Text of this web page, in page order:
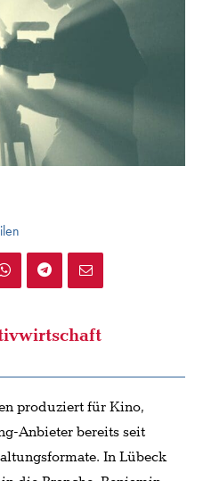
produziert für Kino,
Anbieter bereits seit
In Lübeck